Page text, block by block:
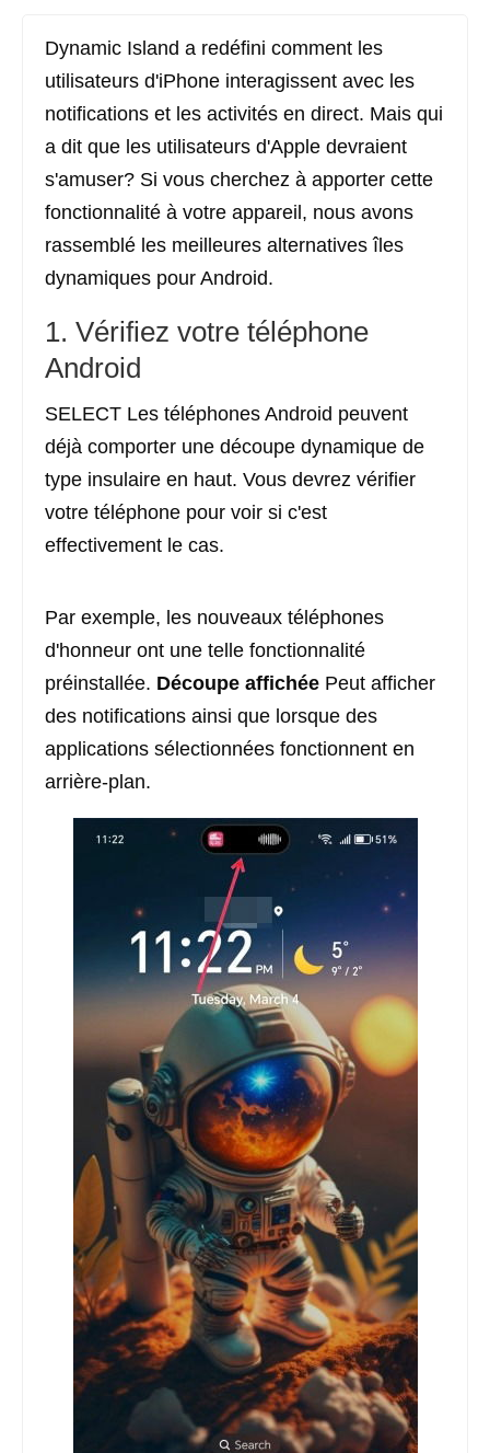
Dynamic Island a redéfini comment les
utilisateurs d'iPhone interagissent avec les
notifications et les activités en direct. Mais qui
a dit que les utilisateurs d'Apple devraient
s'amuser? Si vous cherchez à apporter cette
fonctionnalité à votre appareil, nous avons
rassemblé les meilleures alternatives îles
dynamiques pour Android.
1. Vérifiez votre téléphone
Android
SELECT Les téléphones Android peuvent
déjà comporter une découpe dynamique de
type insulaire en haut. Vous devrez vérifier
votre téléphone pour voir si c'est
effectivement le cas.
Par exemple, les nouveaux téléphones
d'honneur ont une telle fonctionnalité
préinstallée. Découpe affichée Peut afficher
des notifications ainsi que lorsque des
applications sélectionnées fonctionnent en
arrière-plan.